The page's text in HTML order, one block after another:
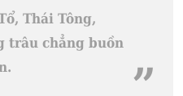
Thái Tông,
trâu chẳng buồn